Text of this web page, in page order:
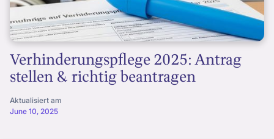
Verhinderungspflege 2025: Antrag
stellen & richtig beantragen
Aktualisiert am
June 10, 2025